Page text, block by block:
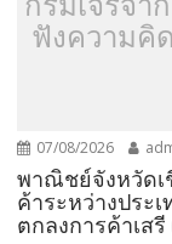
ฟังความคิ
07/08/2026
พาณิชย์จังหวัดเ
ค้าระหว่างประ
ตกลงการค้าเสรี